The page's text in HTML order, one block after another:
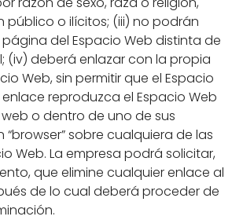
público o ilícitos; (iii) no podrán
del Espacio Web distinta de
(iv) deberá enlazar con la propia
Web, sin permitir que el Espacio
reproduzca el Espacio Web
o dentro de uno de sus
“browser” sobre cualquiera de las
Web. La empresa podrá solicitar,
que elimine cualquier enlace al
de lo cual deberá proceder de